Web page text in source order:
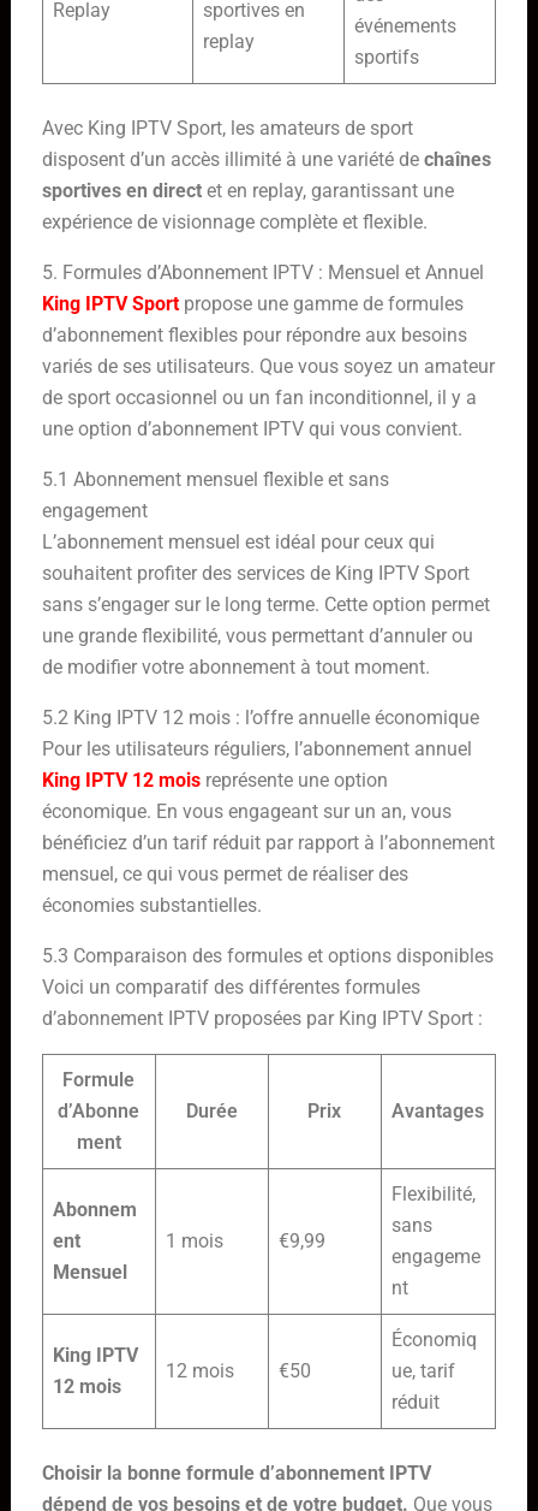
Replay
sportives en
replay
événements
sportifs
Avec King IPTV Sport, les amateurs de sport
disposent d’un accès illimité à une variété de chaînes
sportives en directet en replay, garantissant une
expérience de visionnage complète et flexible.
5. Formules d’Abonnement IPTV : Mensuel et Annuel
King IPTV Sportpropose une gamme de formules
d’abonnement flexibles pour répondre aux besoins
variés de ses utilisateurs. Que vous soyez un amateur
de sport occasionnel ou un fan inconditionnel, il y a
une option d’abonnement IPTV qui vous convient.
5.1 Abonnement mensuel flexible et sans
engagement
L’abonnement mensuel est idéal pour ceux qui
souhaitent profiter des services de King IPTV Sport
sans s’engager sur le long terme. Cette option permet
une grande flexibilité, vous permettant d’annuler ou
de modifier votre abonnement à tout moment.
5.2 King IPTV 12 mois : l’offre annuelle économique
Pour les utilisateurs réguliers, l’abonnement annuel
King IPTV 12 moisreprésente une option
économique. En vous engageant sur un an, vous
bénéficiez d’un tarif réduit par rapport à l’abonnement
mensuel, ce qui vous permet de réaliser des
économies substantielles.
5.3 Comparaison des formules et options disponibles
Voici un comparatif des différentes formules
d’abonnement IPTV proposées par King IPTV Sport :
Formule
d’Abonne
ment
Durée Prix Avantages
Abonnem
ent
Mensuel
1 mois €9,99
Flexibilité,
sans
engageme
nt
King IPTV
12 mois
12 mois €50
Économiq
ue, tarif
réduit
Choisir la bonne formule d’abonnement IPTV
dépend de vos besoins et de votre budget. Que vous